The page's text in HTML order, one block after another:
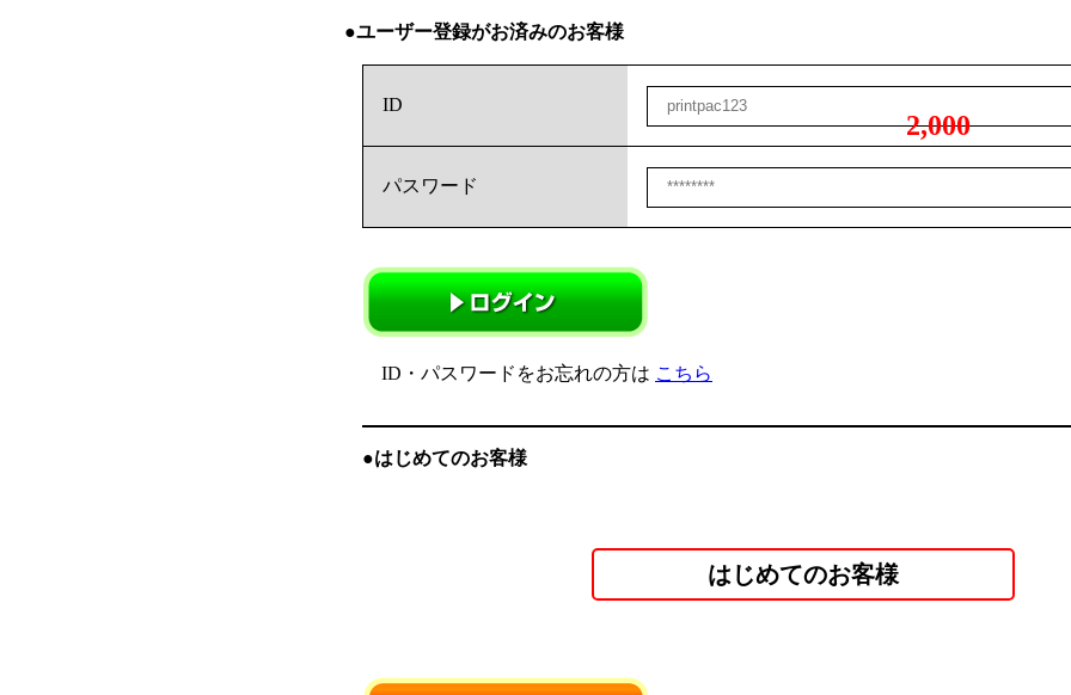
●ユーザー登録がお済みのお客様
ID
パスワード
ID・パスワードをお忘れの方は こちら
●はじめてのお客様
はじめてのお客様
2,000